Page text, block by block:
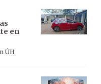
en
ÚH